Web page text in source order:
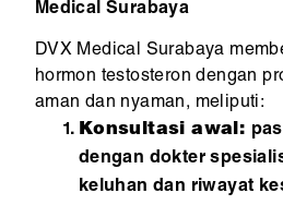
Medical Surabaya
DVX Medical Surabaya
hormon testosteron dengan
aman dan nyaman, meliputi:
Konsultasi awal:
dengan dokter
keluhan dan riwayat